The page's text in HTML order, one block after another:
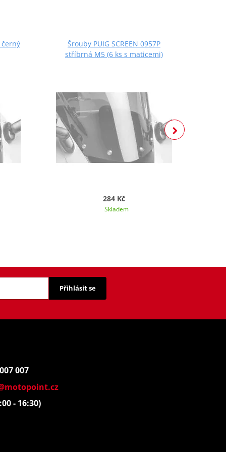
černý
Šrouby PUIG SCREEN 0957P
stříbrná M5 (6 ks s maticemi)
284 Kč
Skladem
Přihlásit se
007
- 16:30)